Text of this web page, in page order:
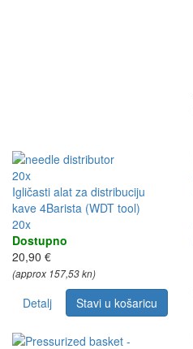
20x
Igličasti alat za distribuciju
kave 4Barista (WDT tool)
20x
Dostupno
20,90 €
(approx 157,53 kn)
Detalj Stavi u košaricu